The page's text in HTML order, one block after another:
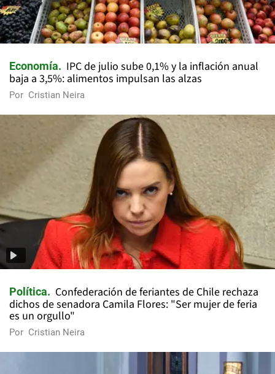
Economía
IPC de julio sube 0,1% y la inflación anual
baja a 3,5%: alimentos impulsan las alzas
Por Cristian Neira
Política
Confederación de feriantes de Chile rechaza
dichos de senadora Camila Flores: "Ser mujer de feria
es un orgullo"
Por Cristian Neira